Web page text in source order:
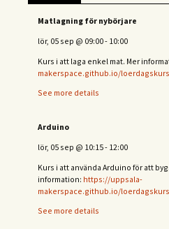
Matlagning för nybörjare
lör, 05 sep @ 09:00- 10:00
Kurs i att laga enkel mat. Mer
makerspace.github.io/
See more details
Arduino
lör, 05 sep @ 10:15- 12:00
Kurs i att använda Arduino för att
information: https://uppsala-
makerspace.github.io/
See more details